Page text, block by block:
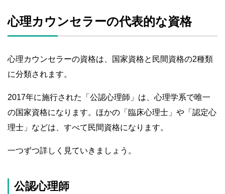
心理カウンセラーの代表的な資格
心理カウンセラーの資格は、国家資格と民間資格の2種類
に分類されます。
2017年に施行された「公認心理師」は、心理学系で唯一
の国家資格になります。ほかの「臨床心理士」や「認定心
理士」などは、すべて民間資格になります。
一つずつ詳しく見ていきましょう。
公認心理師